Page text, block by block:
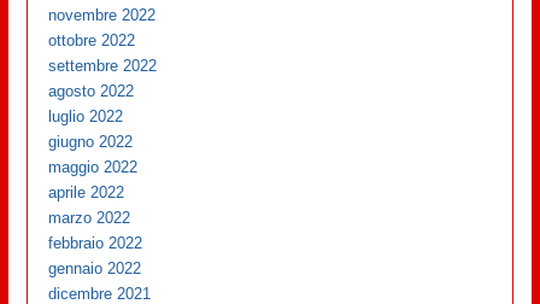
novembre 2022
ottobre 2022
settembre 2022
agosto 2022
luglio 2022
giugno 2022
maggio 2022
aprile 2022
marzo 2022
febbraio 2022
gennaio 2022
dicembre 2021